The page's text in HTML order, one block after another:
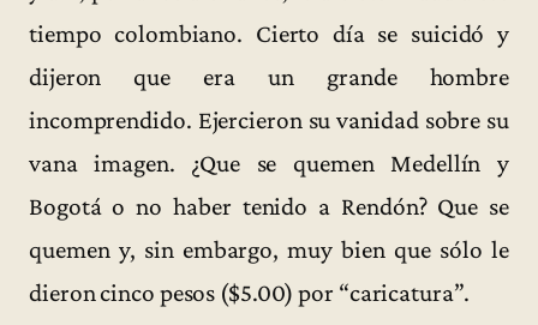
tiempo colombiano. Cierto día se suicidó y
dijeron que era un grande hombre
incomprendido. Ejercieron su vanidad sobre su
vana imagen. ¿Que se quemen Medellín y
Bogotá o no haber tenido a Rendón? Que se
quemen y, sin embargo, muy bien que sólo le
dieron cinco pesos ($5.00) por “caricatura”.